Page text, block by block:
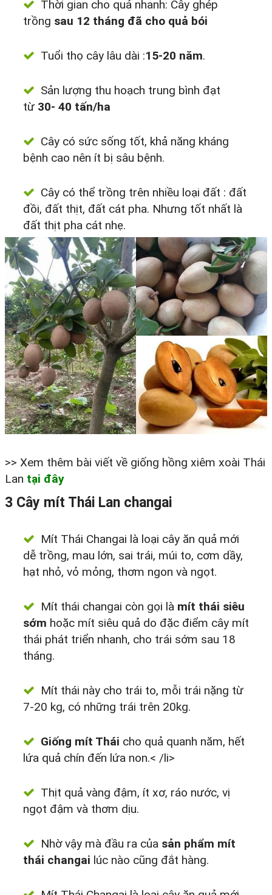
Thời gian cho quả nhanh: Cây ghép
trồng sau 12 tháng đã cho quả bói
Tuổi thọ cây lâu dài :15-20 năm.
Sản lượng thu hoạch trung bình đạt
từ 30- 40 tấn/ha
Cây có sức sống tốt, khả năng kháng
bệnh cao nên ít bị sâu bệnh.
Cây có thể trồng trên nhiều loại đất : đất
đồi, đất thịt, đất cát pha. Nhưng tốt nhất là
đất thịt pha cát nhẹ.
>> Xem thêm bài viết về giống hồng xiêm xoài Thái
Lan tại đây
3 Cây mít Thái Lan changai
Mít Thái Changai là loại cây ăn quả mới
dễ trồng, mau lớn, sai trái, múi to, cơm dầy,
hạt nhỏ, vỏ mỏng, thơm ngon và ngọt.
Mít thái changai còn gọi là mít thái siêu
sớm hoặc mít siêu quả do đặc điểm cây mít
thái phát triển nhanh, cho trái sớm sau 18
tháng.
Mít thái này cho trái to, mỗi trái nặng từ
7-20 kg, có những trái trên 20kg.
Giống mít Thái cho quả quanh năm, hết
lứa quả chín đến lứa non.< /li>
Thịt quả vàng đậm, ít xơ, ráo nước, vị
ngọt đậm và thơm dịu.
Nhờ vậy mà đầu ra của sản phẩm mít
thái changai lúc nào cũng đắt hàng.